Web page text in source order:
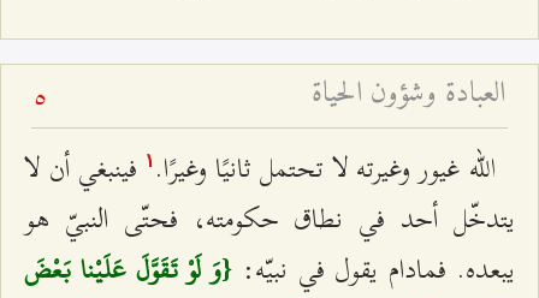
العبادة وشؤون الحياة 5
الله غيور وغيرته لا تحتمل ثانيًا وغيرًا. ۱ فينبغي أن لا
يتدخّل أحد في نطاق حكومته، فحتّى النبيّ هو
يبعده. فمادام يقول في نبيّه: {وَ لَوْ تَقَوَّلَ عَلَيْنا بَعْضَ